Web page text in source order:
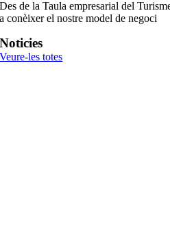
Des de la Taula empresarial del
a conèixer el nostre model de negoci
Noticies
Veure-les totes